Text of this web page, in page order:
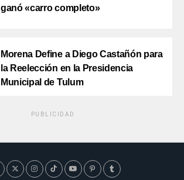
ganó «carro completo»
Morena Define a Diego Castañón para
la Reelección en la Presidencia
Municipal de Tulum
PUBLICIDAD